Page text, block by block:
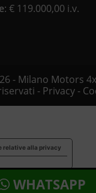
: € 119.000,00 i.v.
- Milano Motors
- Privacy-
WHATSAPP
relative alla privacy